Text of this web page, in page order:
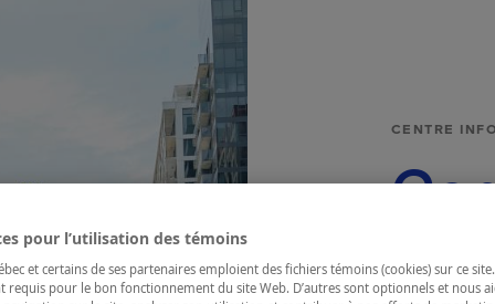
CENTRE
pour l’utilisation des témoins
et certains de ses partenaires emploient des fichiers témoins (cookies) sur ce
requis pour le bon fonctionnement du site Web. D’autres sont optionnels et nous